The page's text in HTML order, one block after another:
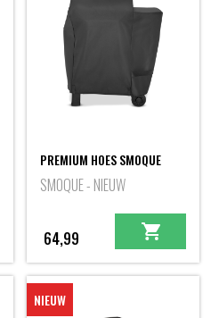
PREMIUM HOES SMOQUE
SMOQUE - NIEUW
64,99
NIEUW